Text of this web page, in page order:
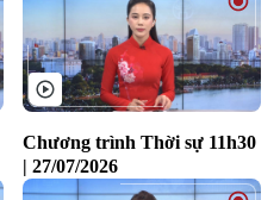
Chương trình Thời sự 11h30
| 27/07/2026